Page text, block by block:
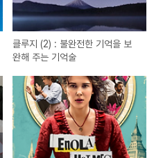
클루지 (2) : 불완전한 기억을 보
완해 주는 기억술